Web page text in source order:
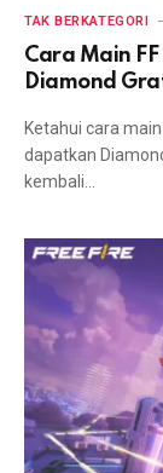
TAK BERKATEGORI
Cara Main
Diamond
Ketahui cara
dapatkan
kembali…